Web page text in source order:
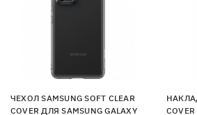
ЧЕХОЛ SAMSUNG SOFT CLEAR
COVER ДЛЯ SAMSUNG GALAXY